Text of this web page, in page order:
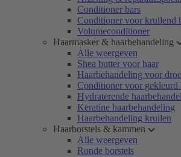
Conditioner bars
Conditioner voor krullend
Volumeconditioner
Haarmasker & haarbehandeling
Alle weergeven
Shea butter voor haar
Haarbehandeling voor
Conditioner voor gekleurd
Hydraterende
Keratine haarbehandeling
Haarbehandeling krullen
Haarborstels & kammen
Alle weergeven
Ronde borstels